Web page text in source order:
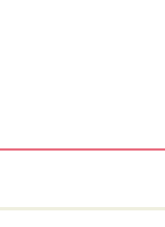
～フェミニン度